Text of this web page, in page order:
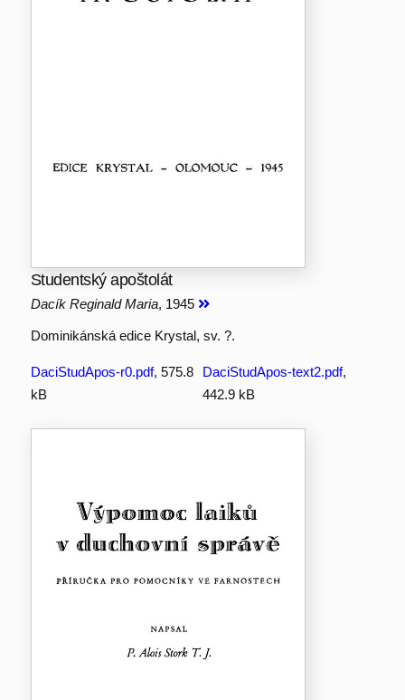
Studentský apoštolát
Dacík Reginald Maria, 1945
Dominikánská edice Krystal, sv. ?.
DaciStudApos-r0.pdf, 575.8
kB
DaciStudApos-text2.pdf,
442.9 kB